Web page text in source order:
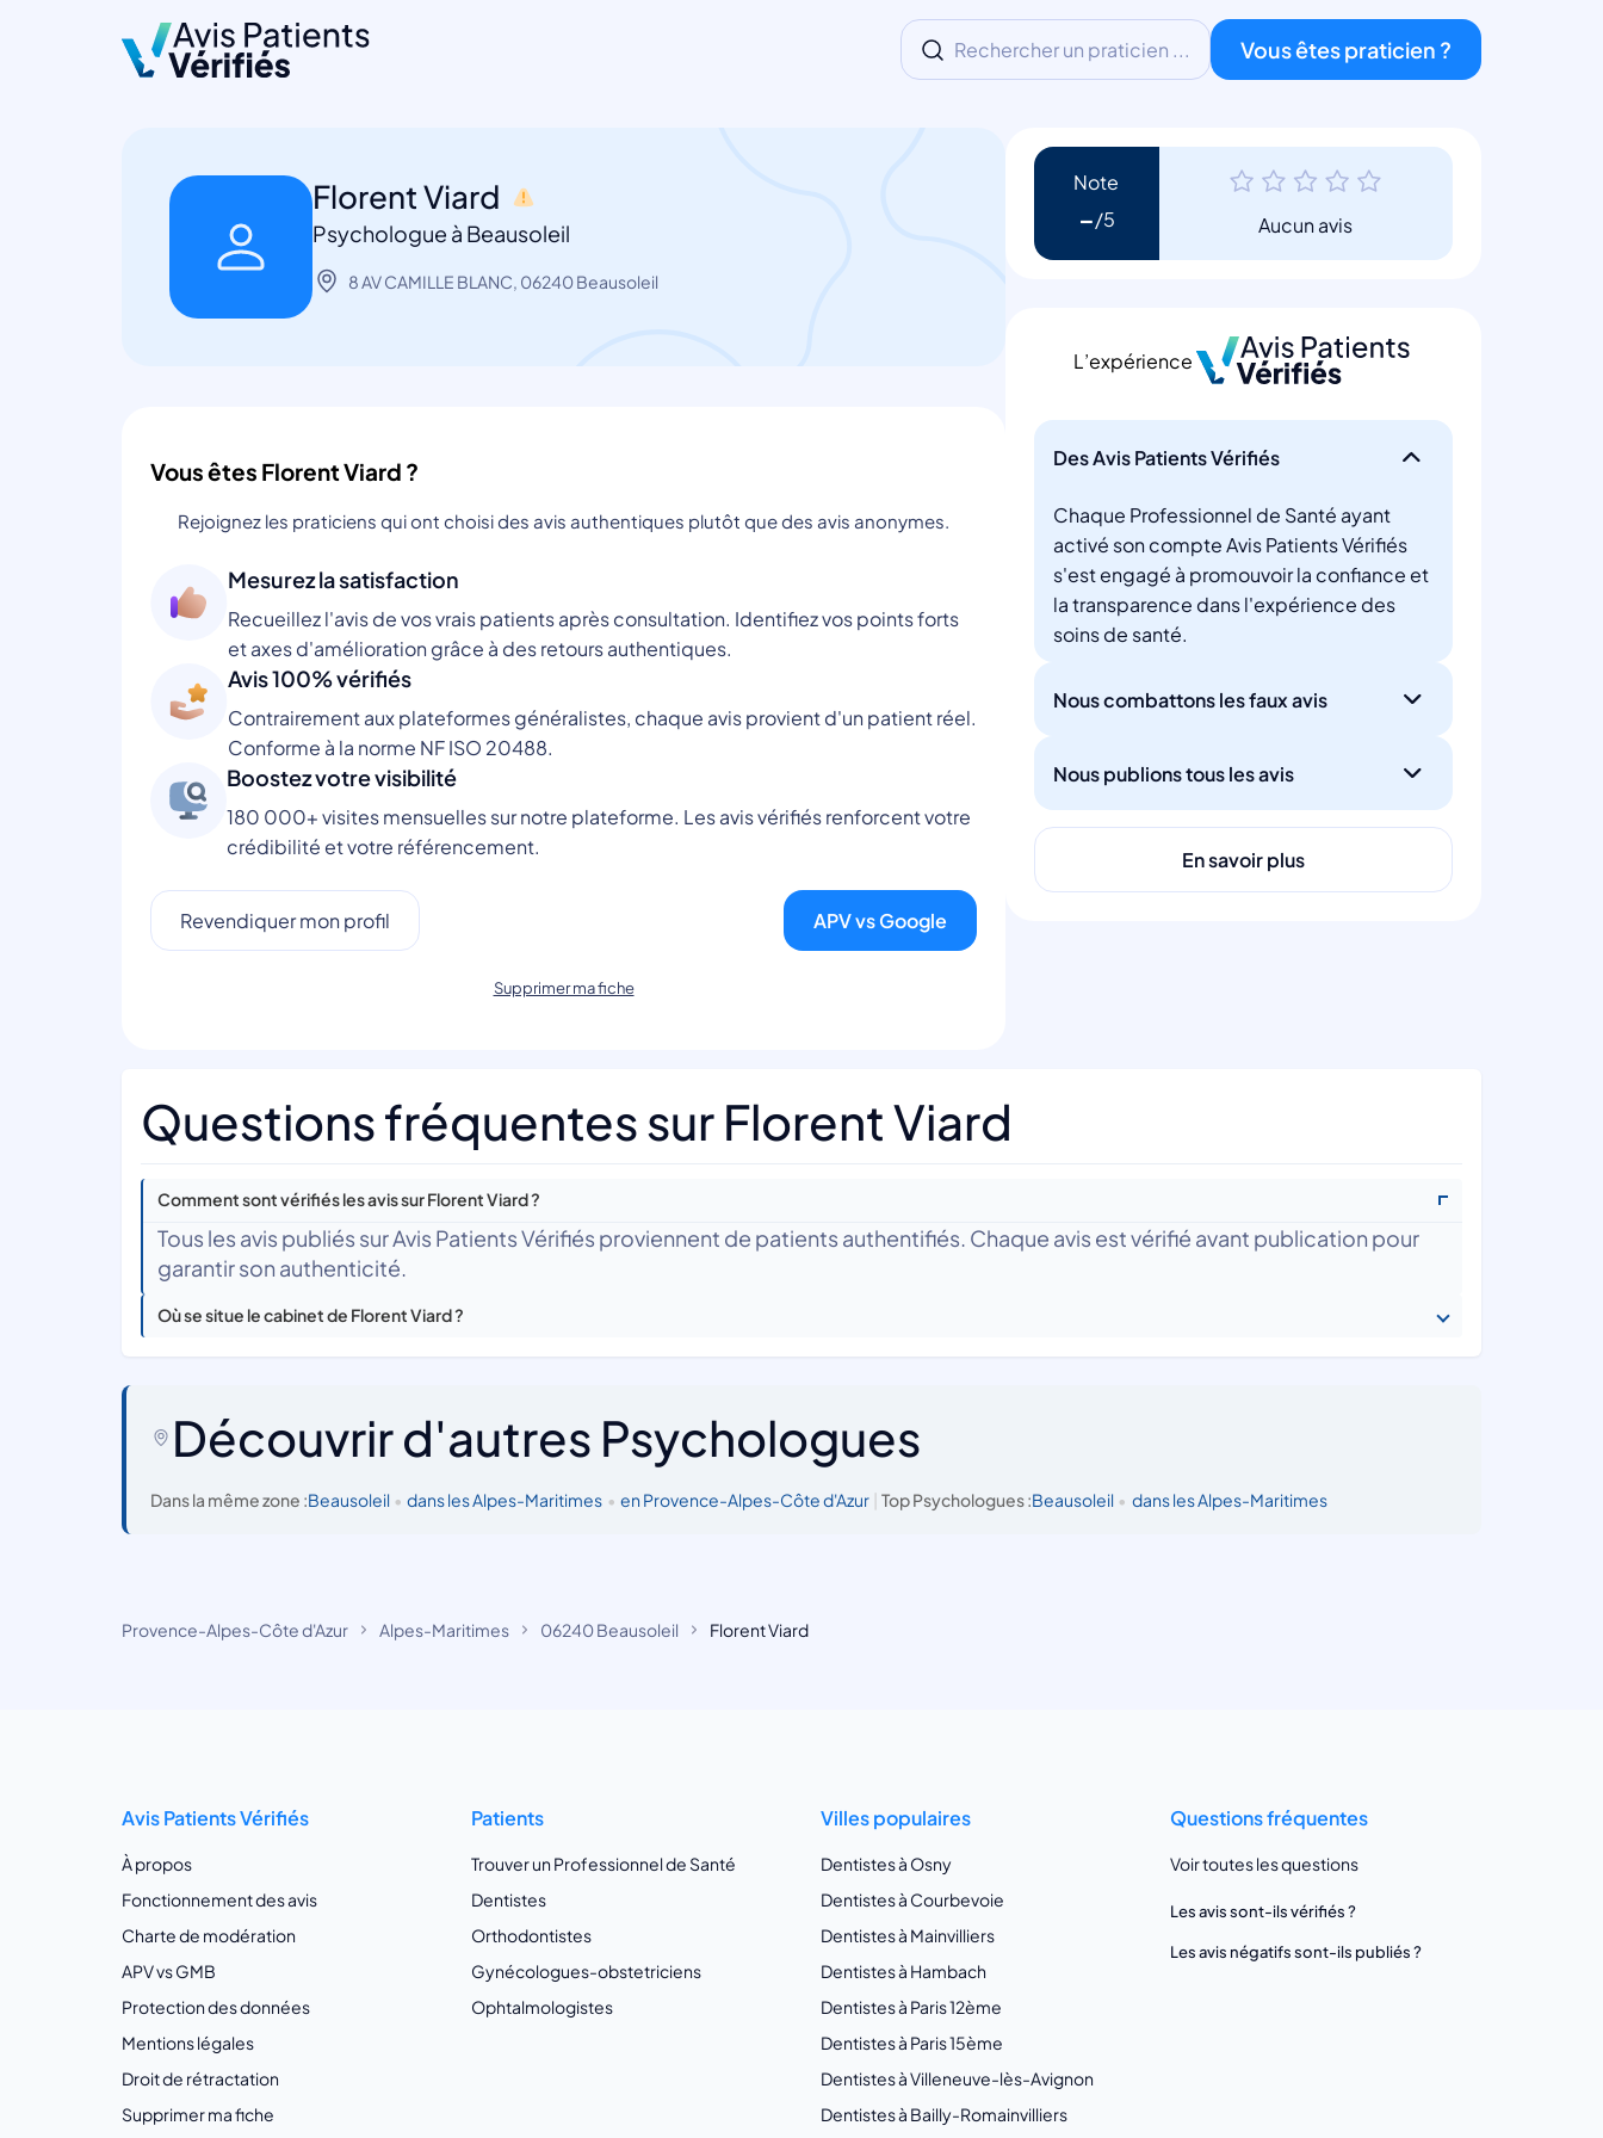
Rechercher un praticien ... Vous êtes praticien ?
Florent Viard
Psychologue à Beausoleil
8 AV CAMILLE BLANC, 06240 Beausoleil
Vous êtes Florent Viard ?
Rejoignez les praticiens qui ont choisi des avis authentiques plutôt que des avis anonymes.
Mesurez la satisfaction
Recueillez l'avis de vos vrais patients après consultation. Identifiez vos points forts
et axes d'amélioration grâce à des retours authentiques.
Avis 100% vérifiés
Contrairement aux plateformes généralistes, chaque avis provient d'un patient réel.
Conforme à la norme NF ISO 20488.
Boostez votre visibilité
180 000+ visites mensuelles sur notre plateforme. Les avis vérifiés renforcent votre
crédibilité et votre référencement.
Revendiquer mon profil APV vs Google
Supprimer ma fiche
Note
- Aucun avis
L’expérience
Des Avis Patients Vérifiés
Chaque Professionnel de Santé ayant
activé son compte Avis Patients Vérifiés
s'est engagé à promouvoir la confiance et
la transparence dans l'expérience des
soins de santé.
Nous combattons les faux avis
Nous publions tous les avis
En savoir plus
Questions fréquentes sur Florent Viard
Comment sont vérifiés les avis sur Florent Viard ?
Tous les avis publiés sur Avis Patients Vérifiés proviennent de patients authentifiés. Chaque avis est vérifié avant publication pour
garantir son authenticité.
Où se situe le cabinet de Florent Viard ?
Découvrir d'autres Psychologues
Dans la même zone :Beausoleil • dans les Alpes-Maritimes • en Provence-Alpes-Côte d'Azur | Top Psychologues :Beausoleil • dans les Alpes-Maritimes
Provence-Alpes-Côte d'Azur Alpes-Maritimes 06240 Beausoleil Florent Viard
Avis Patients Vérifiés
À propos
Fonctionnement des avis
Charte de modération
APV vs GMB
Protection des données
Mentions légales
Droit de rétractation
Supprimer ma fiche
Patients
Trouver un Professionnel de Santé
Dentistes
Orthodontistes
Gynécologues-obstetriciens
Ophtalmologistes
Villes populaires
Dentistes à Osny
Dentistes à Courbevoie
Dentistes à Mainvilliers
Dentistes à Hambach
Dentistes à Paris 12ème
Dentistes à Paris 15ème
Dentistes à Villeneuve-lès-Avignon
Dentistes à Bailly-Romainvilliers
Questions fréquentes
Voir toutes les questions
Les avis sont-ils vérifiés ?
Les avis négatifs sont-ils publiés ?